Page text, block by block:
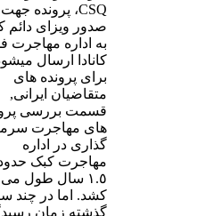
CSQ، پرونده جهت
صدور ویزای دائم
به اداره مهاجرت
کانادا ارسال
برای پرونده های
متقاضیان ایرانی,
قسمت بررسی
های مهاجرت
گذاری در اداره
١.٥ سال طول می
کشد. اما در چند
گذشته زمان